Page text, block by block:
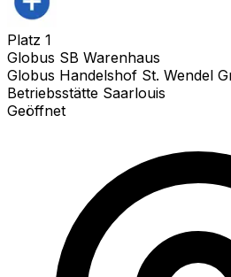
Platz 1
Globus SB Warenhaus
Globus Handelshof St. Wendel
Betriebsstätte Saarlouis
Geöffnet